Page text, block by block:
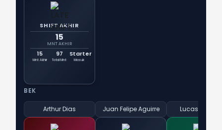
SHIFT AKHIR
15
MNT AKHIR
15
Mnt Akhir
97
Total Mnt
Starter
Masuk
BEK
Arthur Dias Juan Felipe Aguirre Lucas